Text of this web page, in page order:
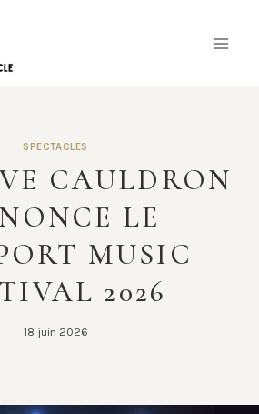
SPECTACLES
CAULDRON
LE
MUSIC
2026
18 juin 2026